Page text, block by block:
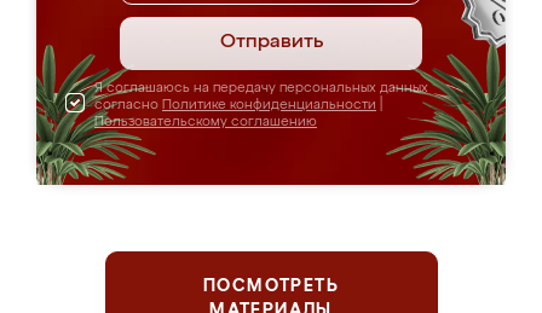
Отправить
Я соглашаюсь на передачу персональных данных
согласно Политике конфиденциальности
Пользовательскому соглашению
ПОСМОТРЕТЬ